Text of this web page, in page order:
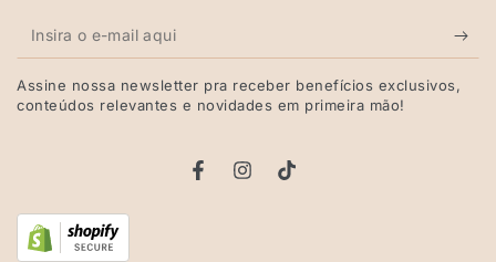
Insira
o
e-
Assine nossa newsletter pra receber benefícios exclusivos,
conteúdos relevantes e novidades em primeira mão!
FacebookInstagram
TikTok